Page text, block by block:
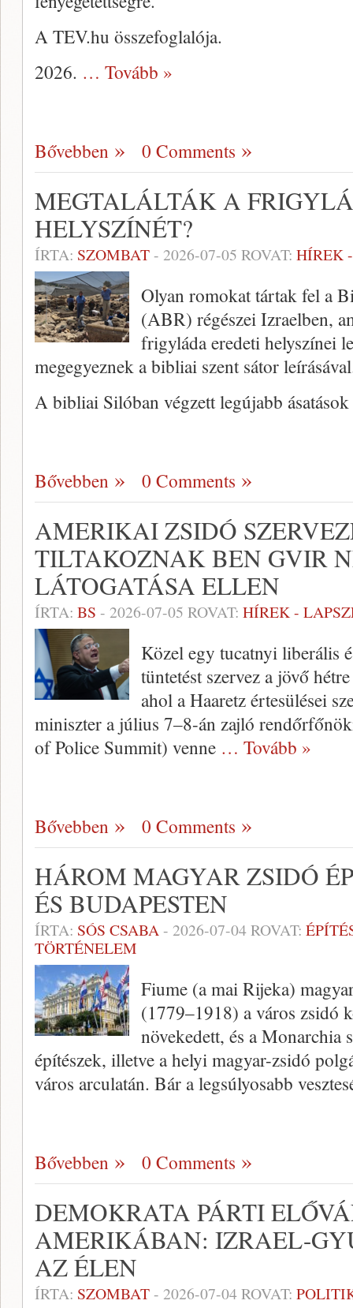
A TEV.hu összefoglalója.
2026. … Tovább »
Bővebben 0 Comments
MEGTALÁLTÁK A
HELYSZÍNÉT?
ÍRTA: SZOMBAT- 2026-07-05 ROVAT: HÍREK
Olyan romokat tártak fel a
(ABR) régészei Izraelben,
frigyláda eredeti helyszínei
megegyeznek a bibliai szent sátor
A bibliai Silóban végzett legújabb
Bővebben 0 Comments
AMERIKAI ZSIDÓ
TILTAKOZNAK BEN GVIR
LÁTOGATÁSA ELLEN
ÍRTA: BS - 2026-07-05 ROVAT: HÍREK -
Közel egy tucatnyi liberális
tüntetést szervez a jövő
ahol a Haaretz értesülései
miniszter a július 7–8-án zajló
of Police Summit) venne … Tovább »
Bővebben 0 Comments
HÁROM MAGYAR ZSIDÓ
ÉS BUDAPESTEN
ÍRTA: SÓS CSABA- 2026-07-04ROVAT:
TÖRTÉNELEM
Fiume (a mai Rijeka)
(1779–1918) a város zsidó
növekedett, és a Monarchia
építészek, illetve a helyi magyar-zsidó
város arculatán. Bár a legsúlyosabb
Bővebben 0 Comments
DEMOKRATA PÁRTI
AMERIKÁBAN: IZRAEL-
AZ ÉLEN
ÍRTA: SZOMBAT- 2026-07-04ROVAT: